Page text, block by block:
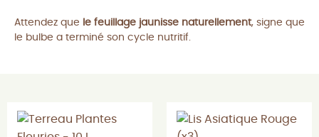
Attendez que le feuillage jaunisse naturellement, signe que
le bulbe a terminé son cycle nutritif.